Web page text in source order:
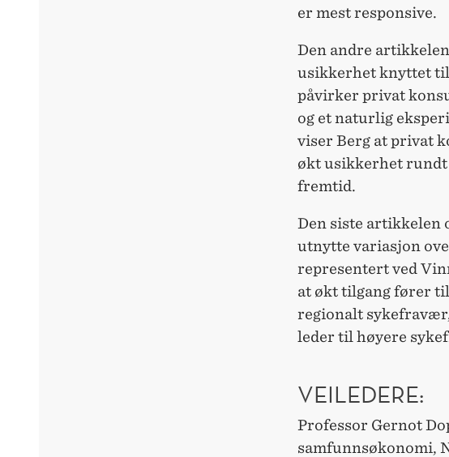
er mest responsive.
Den andre
usikkerhet knyttet
påvirker privat
og et naturlig
viser Berg at privat
økt usikkerhet
fremtid.
Den siste artikkelen
utnytte variasjon
representert ved
at økt tilgang fører til
regionalt
leder til høyere
VEILEDERE:
Professor Gernot
samfunnsøkonomi,